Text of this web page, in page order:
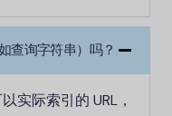
查询字符串）吗？
实际索引的 URL，